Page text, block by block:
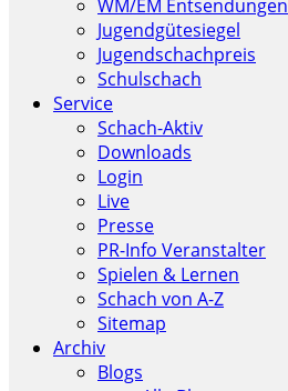
WM/EM Entsendungen
Jugendgütesiegel
Jugendschachpreis
Schulschach
Service
Schach-Aktiv
Downloads
Login
Live
Presse
PR-Info Veranstalter
Spielen & Lernen
Schach von A-Z
Sitemap
Archiv
Blogs